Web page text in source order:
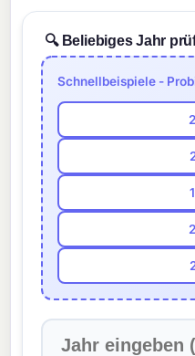
🔍 Beliebiges Jahr
Schnellbeispiele -